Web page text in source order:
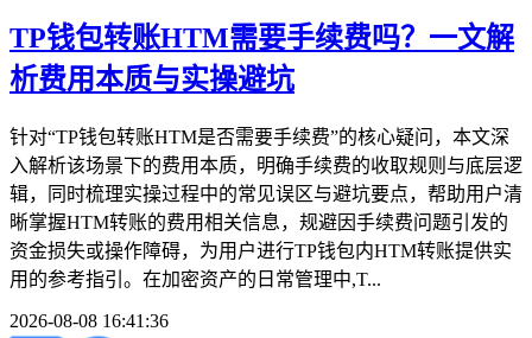
TP钱包转账HTM需要手续费吗？一文解
析费用本质与实操避坑
针对“TP钱包转账HTM是否需要手续费”的核心疑问，本文深
入解析该场景下的费用本质，明确手续费的收取规则与底层逻
辑，同时梳理实操过程中的常见误区与避坑要点，帮助用户清
晰掌握HTM转账的费用相关信息，规避因手续费问题引发的
资金损失或操作障碍，为用户进行TP钱包内HTM转账提供实
用的参考指引。在加密资产的日常管理中,T...
2026-08-08 16:41:36